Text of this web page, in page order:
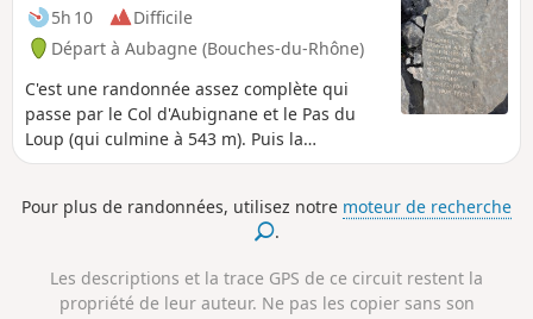
5h 10
Difficile
Départ à Aubagne (Bouches-du-Rhône)
C'est une randonnée assez complète qui
passe par le Col d'Aubignane et le Pas du
Loup (qui culmine à 543 m). Puis la
randonnée croise la Grotte du Grosibou, le
ou Grotte des Chauves-Souris. C'est un
espace protégé et grillagé, mais il est
c'est très joli. La randonnée croise aussi le
Puits du Mûrier, le Col du Garlaban, la Croix
Pour plus de randonnées, utilisez notre moteur de recherche
.
Les descriptions et la trace GPS de ce circuit restent la
propriété de leur auteur. Ne pas les copier sans son